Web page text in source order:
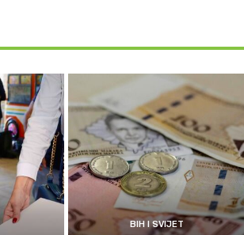
BIH I SVIJET